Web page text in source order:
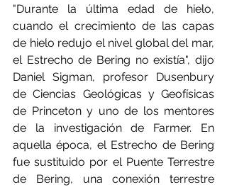
"Durante la última edad de hielo,
cuando el crecimiento de las capas
de hielo redujo el nivel global del mar,
el Estrecho de Bering no existía", dijo
Daniel Sigman, profesor Dusenbury
de Ciencias Geológicas y Geofísicas
de Princeton y uno de los mentores
de la investigación de Farmer. En
aquella época, el Estrecho de Bering
fue sustituido por el Puente Terrestre
de Bering, una conexión terrestre